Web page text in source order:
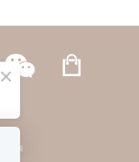
私隱政策